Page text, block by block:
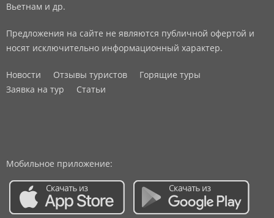
Вьетнам и др.
Предложения на сайте не являются публичной офертой и
носят исключительно информационный характер.
Новости Отзывы туристов
Горящие туры
Заявка на тур
Статьи
Мобильное приложение: